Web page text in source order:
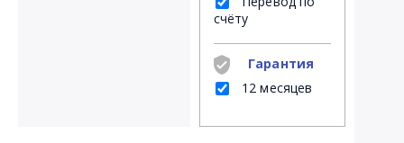
счёту
Гарантия
12 месяцев